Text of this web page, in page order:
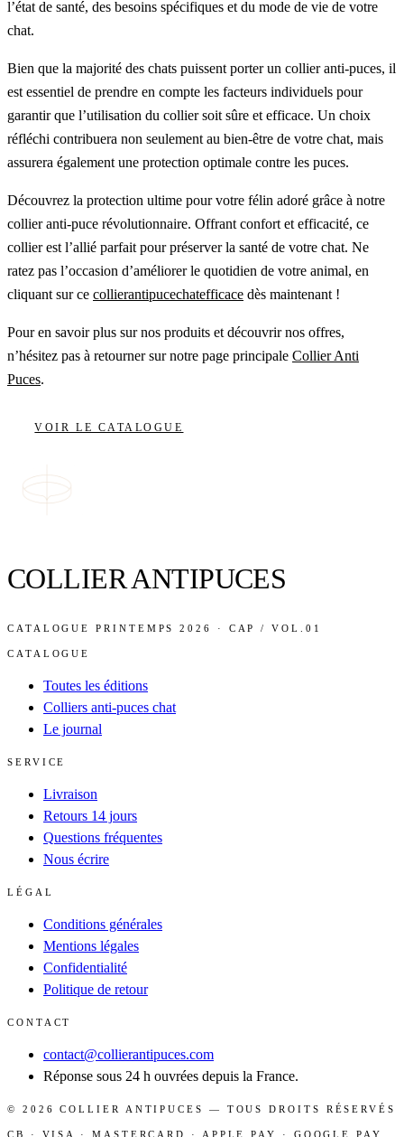
l’état de santé, des besoins spécifiques et du mode de vie de votre
chat.
Bien que la majorité des chats puissent porter un collier anti-puces, il
est essentiel de prendre en compte les facteurs individuels pour
garantir que l’utilisation du collier soit sûre et efficace. Un choix
réfléchi contribuera non seulement au bien-être de votre chat, mais
assurera également une protection optimale contre les puces.
Découvrez la protection ultime pour votre félin adoré grâce à notre
collier anti-puce révolutionnaire. Offrant confort et efficacité, ce
collier est l’allié parfait pour préserver la santé de votre chat. Ne
ratez pas l’occasion d’améliorer le quotidien de votre animal, en
cliquant sur ce collierantipucechatefficace dès maintenant !
Pour en savoir plus sur nos produits et découvrir nos offres,
n’hésitez pas à retourner sur notre page principale Collier Anti
Puces.
VOIR LE CATALOGUE
COLLIER ANTIPUCES
CATALOGUE PRINTEMPS 2026 · CAP / VOL.01
CATALOGUE
Toutes les éditions
Colliers anti-puces chat
Le journal
SERVICE
Livraison
Retours 14 jours
Questions fréquentes
Nous écrire
LÉGAL
Conditions générales
Mentions légales
Confidentialité
Politique de retour
CONTACT
contact@collierantipuces.com
Réponse sous 24 h ouvrées depuis la France.
© 2026 COLLIER ANTIPUCES — TOUS DROITS RÉSERVÉS
CB · VISA · MASTERCARD · APPLE PAY · GOOGLE PAY